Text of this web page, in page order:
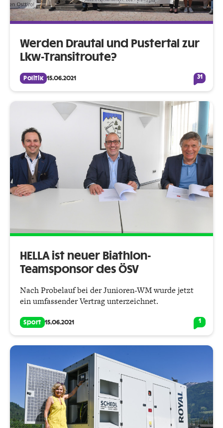
Werden Drautal und Pustertal zur
Lkw-Transitroute?
Politik 15.06.2021 31
HELLA ist neuer Biathlon-
Teamsponsor des ÖSV
Nach Probelauf bei der Junioren-WM wurde jetzt
ein umfassender Vertrag unterzeichnet.
Sport 15.06.2021 1